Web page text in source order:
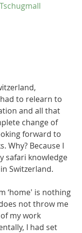
to relearn to
and all that
change of
forward to
Why? Because I
safari knowledge
Switzerland.
‘home' is nothing
not throw me
my work
I had set